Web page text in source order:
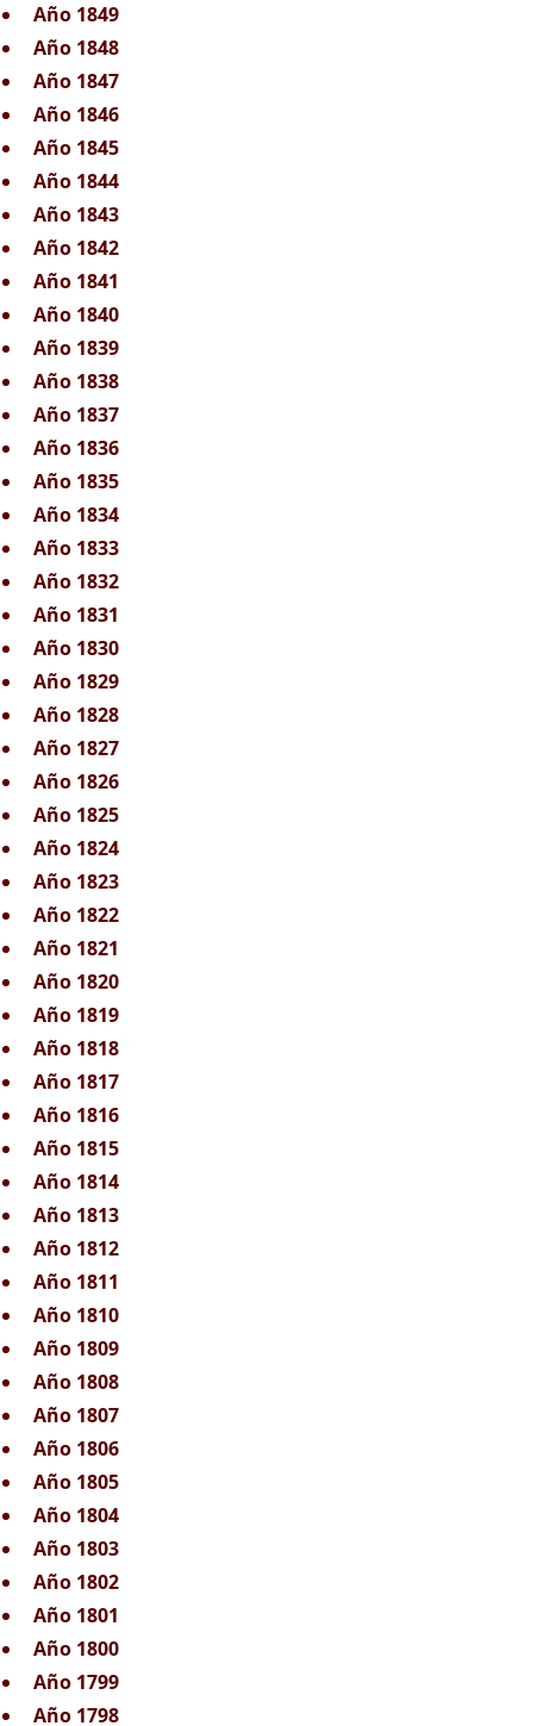
Año 1849
Año 1848
Año 1847
Año 1846
Año 1845
Año 1844
Año 1843
Año 1842
Año 1841
Año 1840
Año 1839
Año 1838
Año 1837
Año 1836
Año 1835
Año 1834
Año 1833
Año 1832
Año 1831
Año 1830
Año 1829
Año 1828
Año 1827
Año 1826
Año 1825
Año 1824
Año 1823
Año 1822
Año 1821
Año 1820
Año 1819
Año 1818
Año 1817
Año 1816
Año 1815
Año 1814
Año 1813
Año 1812
Año 1811
Año 1810
Año 1809
Año 1808
Año 1807
Año 1806
Año 1805
Año 1804
Año 1803
Año 1802
Año 1801
Año 1800
Año 1799
Año 1798